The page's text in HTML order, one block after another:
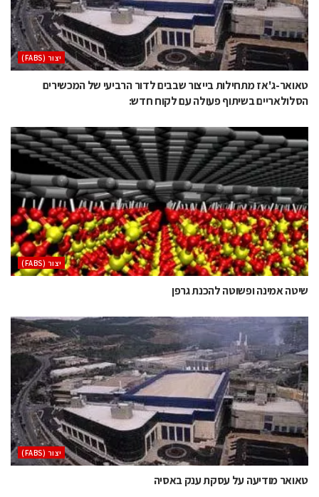
‫יצור (‪(FABS‬‬
טאואר-ג'אז מתחילות בייצור שבבים לדור הרביעי של המכשירים
הסלולאריים בשיתוף פעולה עם לקוח חדש:
‫יצור (‪(FABS‬‬
שיטה אמינה ופשוטה להכנת גרפן
‫יצור (‪(FABS‬‬
טאואר מודיעה על עסקת ענק באסיה